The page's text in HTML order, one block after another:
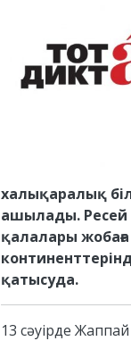
халықаралық
ашылады. Ресей
қалалары
қатысуда.
13 сәуірде